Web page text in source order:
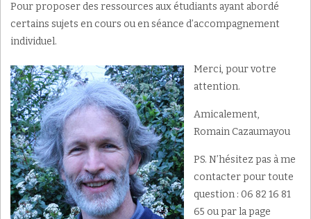
Pour proposer des ressources aux étudiants ayant abordé
certains sujets en cours ou en séance d’accompagnement
individuel.
Merci, pour votre
attention.
Amicalement,
Romain Cazaumayou
PS. N’hésitez pas à me
contacter pour toute
question : 06 82 16 81
65 ou par la page